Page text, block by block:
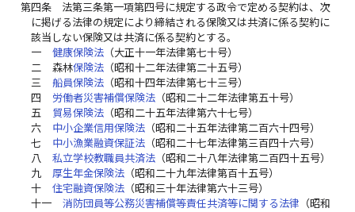
第四条
法第三条第一項第四号に規定する政令で定める契約は、次
に掲げる法律の規定により締結される保険又は共済に係る契約に
該当しない保険又は共済に係る契約とする。
一
健康保険法（大正十一年法律第七十号）
二
森林保険法（昭和十二年法律第二十五号）
三
船員保険法（昭和十四年法律第七十三号）
四
労働者災害補償保険法（昭和二十二年法律第五十号）
五
貿易保険法（昭和二十五年法律第六十七号）
六
中小企業信用保険法（昭和二十五年法律第二百六十四号）
七
中小漁業融資保証法（昭和二十七年法律第三百四十六号）
八
私立学校教職員共済法（昭和二十八年法律第二百四十五号）
九
厚生年金保険法（昭和二十九年法律第百十五号）
十
住宅融資保険法（昭和三十年法律第六十三号）
十一
消防団員等公務災害補償等責任共済等に関する法律 （昭和